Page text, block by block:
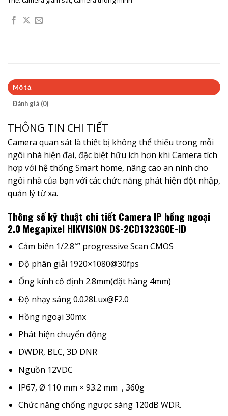
Mô tả
Đánh giá (0)
THÔNG TIN CHI TIẾT
Camera quan sát là thiết bị không thể thiếu trong mỗi
ngôi nhà hiện đại, đặc biệt hữu ích hơn khi Camera tích
hợp với hệ thốngSmart home, nâng cao an ninh cho
ngôi nhà của bạn với các chức năng phát hiện đột nhập,
quản lý từ xa.
Thông số kỹ thuật chi tiết Camera IP hồng ngoại
2.0 Megapixel HIKVISION DS-2CD1323G0E-ID
Cảm biến 1/2.8″” progressive Scan CMOS
Độ phân giải 1920×1080@30fps
Ống kính cố định 2.8mm(đặt hàng 4mm)
Độ nhạy sáng 0.028Lux@F2.0
Hồng ngoại 30mx
Phát hiện chuyển động
DWDR, BLC, 3D DNR
Nguồn 12VDC
IP67, Ø 110 mm × 93.2 mm , 360g
Chức năng chống ngược sáng 120dB WDR.